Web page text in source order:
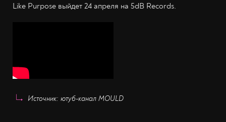
Like Purpose выйдет 24 апреля на 5dB Records.
Источник: ютуб-канал MOULD